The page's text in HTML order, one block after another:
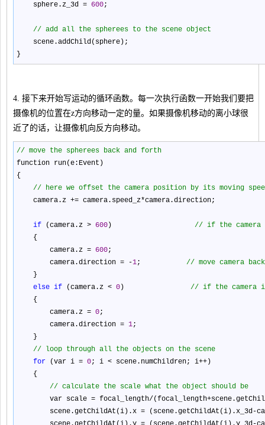
sphere.z_3d = 600;
// add all the spherees to the scene object
scene.addChild(sphere);
}
4. 接下来开始写运动的循环函数。每一次执行函数一开始我们要把
摄像机的位置在z方向移动一定的量。如果摄像机移动的离小球很
近了的话，让摄像机向反方向移动。
// move the spherees back and forth
function run(e:Event)
{
// here we offset the camera position by its moving
camera.z += camera.speed_z*camera.direction;
if (camera.z > 600 ) // if the
{
camera.z = 600;
camera.direction = -1; // move camera
}
else if (camera.z < 0 ) // if the camera
{
camera.z = 0;
camera.direction = 1;
}
// loop through all the objects on the scene
for (var i = 0; i < scene.numChildren; i++ )
{
// calculate the scale what the object should be
var scale = focal_length/ (focal_length+
scene.getChildAt(i).x = (scene.getChildAt(i).x_3d-